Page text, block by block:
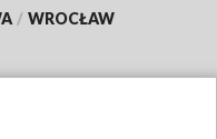
/ WROCŁAW